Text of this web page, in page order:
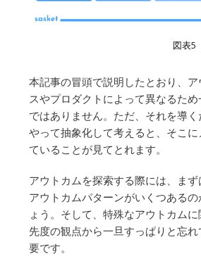
図表5
本記事の冒頭で説明したとおり、
スやプロダクトによって異なるた
ではありません。ただ、それを導く
やって抽象化して考えると、そこ
ていることが見てとれます。
アウトカムを探索する際には、ま
アウトカムパターンがいくつある
ょう。そして、特殊なアウトカム
先度の観点から一旦すっぱりと忘
要です。